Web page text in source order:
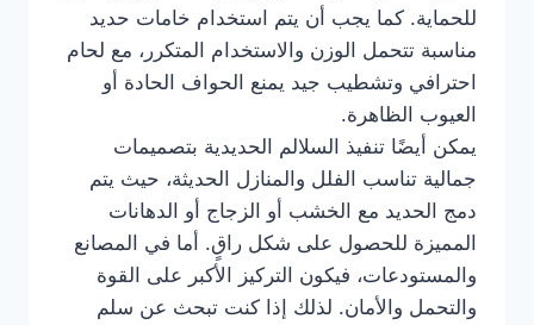
للحماية. كما يجب أن يتم استخدام خامات حديد
مناسبة تتحمل الوزن والاستخدام المتكرر، مع لحام
احترافي وتشطيب جيد يمنع الحواف الحادة أو
العيوب الظاهرة.
يمكن أيضًا تنفيذ السلالم الحديدية بتصميمات
جمالية تناسب الفلل والمنازل الحديثة، حيث يتم
دمج الحديد مع الخشب أو الزجاج أو الدهانات
المميزة للحصول على شكل راقٍ. أما في المصانع
والمستودعات، فيكون التركيز الأكبر على القوة
والتحمل والأمان. لذلك إذا كنت تبحث عن سلم